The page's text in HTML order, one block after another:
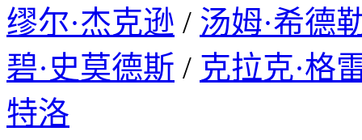
缪尔·杰克逊 / 汤姆·希德
碧·史莫德斯 / 克拉克·格
特洛